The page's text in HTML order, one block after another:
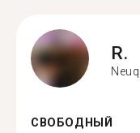
R.
СВОБОДНЫЙ